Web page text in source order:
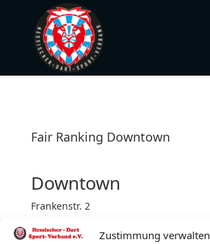
Zustimmung verwalten
Fair Ranking Downtown
Downtown
Frankenstr. 2
Mittwoch (jeden)